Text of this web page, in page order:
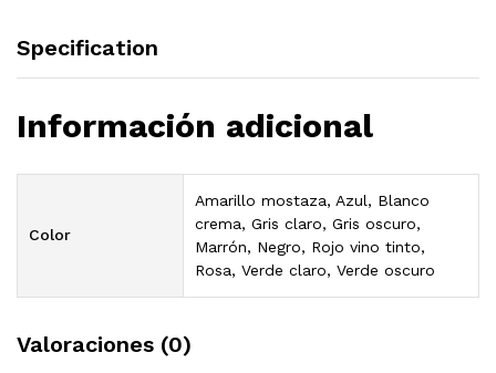
Specification
Información adicional
Color
Amarillo mostaza, Azul, Blanco
crema, Gris claro, Gris oscuro,
Marrón, Negro, Rojo vino tinto,
Rosa, Verde claro, Verde oscuro
Valoraciones (0)